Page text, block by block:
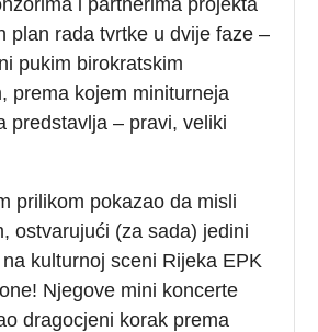
plan rada tvrtke u dvije faze –
pukim birokratskim
prema kojem miniturneja
predstavlja – pravi, veliki
prilikom pokazao da misli
ostvarujući (za sada) jedini
kulturnoj sceni Rijeka EPK
Njegove mini koncerte
dragocjeni korak prema